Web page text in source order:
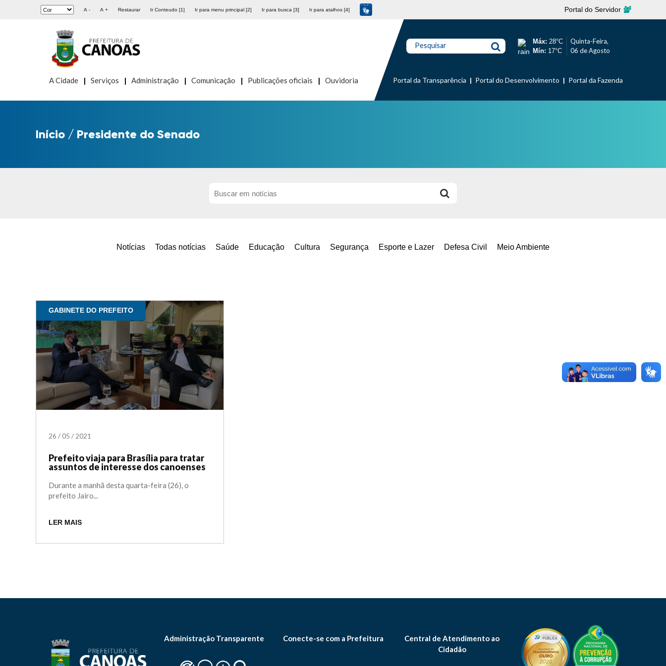
A - A + Restaurar Ir Conteudo [1] Ir para menu principal [2] Ir para busca [3] Ir para atalhos [4] Portal do Servidor
A Cidade Serviços Administração Comunicação Publicações oficiais Ouvidoria
Pesquisar Máx: 28°C
Mín: 17°C
Quinta-Feira,
06 de Agosto
Portal da Transparência Portal do Desenvolvimento Portal da Fazenda
Início / Presidente do Senado
Notícias Todas notícias Saúde Educação Cultura Segurança Esporte e Lazer Defesa Civil Meio Ambiente
GABINETE DO PREFEITO
26 /05 /2021
Prefeito viaja para Brasília para tratar
assuntos de interesse dos canoenses
Durante a manhã desta quarta-feira (26), o
prefeito Jairo...
LER MAIS
Administração Transparente Conecte-se com a Prefeitura
Central de Atendimento ao
Cidadão